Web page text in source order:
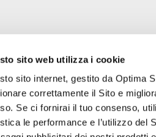
sito web utilizza i cookie
sito internet, gestito da Optima
correttamente il Sito e
Se ci fornirai il tuo consenso,
le performance e l’utilizzo del